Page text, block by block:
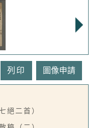
列印
絕二首）